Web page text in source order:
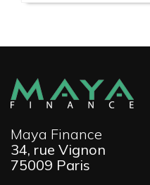
Maya Finance
34, rue Vignon
75009 Paris